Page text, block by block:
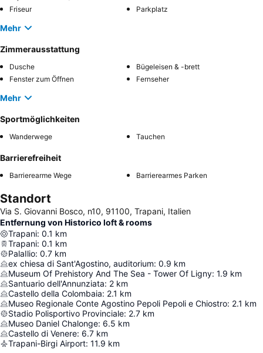
Friseur
Parkplatz
Mehr
Zimmerausstattung
Dusche
Bügeleisen & -brett
Fenster zum Öffnen
Fernseher
Mehr
Sportmöglichkeiten
Wanderwege Tauchen
Barrierefreiheit
Barrierearme Wege Barrierearmes Parken
Standort
Via S. Giovanni Bosco, n10, 91100, Trapani, Italien
Entfernung von Historico loft & rooms
Trapani: 0.1 km
Trapani: 0.1 km
PalaIlio: 0.7 km
ex chiesa di Sant'Agostino, auditorium: 0.9 km
Museum Of Prehistory And The Sea - Tower Of Ligny: 1.9 km
Santuario dell'Annunziata: 2 km
Castello della Colombaia: 2.1 km
Museo Regionale Conte Agostino Pepoli Pepoli e Chiostro: 2.1 km
Stadio Polisportivo Provinciale: 2.7 km
Museo Daniel Chalonge: 6.5 km
Castello di Venere: 6.7 km
Trapani-Birgi Airport: 11.9 km